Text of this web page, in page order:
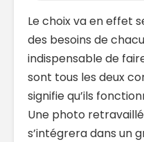
Le choix va en effet
des besoins de
indispensable de
sont tous les deux
signifie qu’ils
Une photo
s’intégrera dans un